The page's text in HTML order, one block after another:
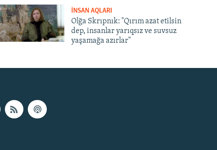
İNSAN AQLARI
Olğa Skrıpnık: "Qırım azat etilsin
dep, insanlar yarıqsız ve suvsuz
yaşamağa azırlar"